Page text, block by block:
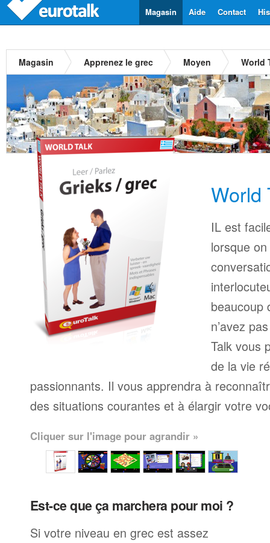
Contact
Aide
Magasin
Magasin Apprenez le grec Moyen World
World
IL est
lorsque
beaucoup
n’avez
Talk vous
de la vie
passionnants. Il vous apprendra à
des situations courantes et à élargir votre
Cliquer sur l'image pour agrandir »
Est-ce que ça marchera pour moi ?
Si votre niveau en grec est assez